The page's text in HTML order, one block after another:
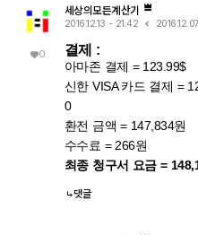
산 단계에서 이미 그런 세밀한 정의역
순화)했기 때문에, 이후 ω에 무리식을
나?" 하는 검증 절차 없이 그냥 대수적
래서 깔끔하게 √c/√l이 나온 겁니다. 한 줄 요약 절댓값 계산 시 뜬
"정의역이 넓어졌을 수 있다"는 경고는
엄밀한 조건(정의역)을 놓쳤다는 신호
태"이기 때문에 뒤에 이어지는 조건
니다. 다만 그 대가로, 결과인 1/
래 회로 조건(i≠0이 되는 경계, 분모
밀히 성립하지 않을 수 있다는 점은 감
으로는 r, l, c > 0이고 결과도 물리적
보이지만, 수학적 엄밀성 측면에서는 "
과"라는 꼬리표가 붙어있는 셈입니다.
"복소수 → 실수" 변환을 완료한 결과
더 이상 i가 없고, 순수하게 r, l, ω로만 이루
에 ω = con_1을 대입하는 것은 그냥
것이므로, i와 무리식이 뒤엉키는 문제
래서 바로 깔끔하게 √c/√l로 정리됩니다. 정리하면 절댓값(
스) 계산은 "이 값들이 실수다"라는 가
제거하는 연산입니다. 그 연산을 조건 대입 이전에 해두면, 이후 대입
에 무리식을 포함한 조건을 먼저 대입
에 대한 가정이 없어서 CAS가 i를 소
춰버립니다. 실용적 팁: 복소식에 조건을 대입해야 할 때는 가능하면
절댓값·실수화(유리화) 등을 먼저 끝
한 번 더 걸어주면 (필요한 도메인 조
0
세상의모든계산기
2016.12.13 - 21:42
결제 :
아마존 결제 = 123.99$
신한 VISA 카드 결제 =
0
환전 금액 = 147,834원
수수료 = 266원
최종 청구서 요금 =
댓글